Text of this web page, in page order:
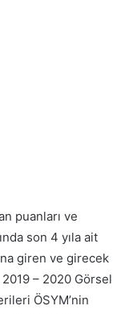
puanları ve
son 4 yıla ait
giren ve girecek
– 2020 Görsel
ÖSYM’nin